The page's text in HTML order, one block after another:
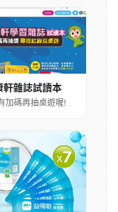
軒雜誌試讀本
加碼再抽桌遊喔!